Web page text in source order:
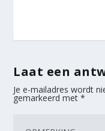
Laat een
Je e-mailadres wordt
gemarkeerd met*